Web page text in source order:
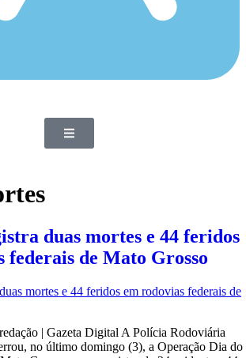
duas mortes e 44 feridos
federais de Mato Grosso
| Gazeta Digital A Polícia Rodoviária
no último domingo (3), a Operação Dia do